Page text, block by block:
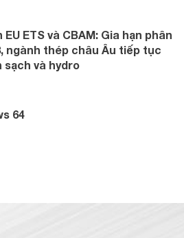
ETS và CBAM: Gia hạn phân
ngành thép châu Âu tiếp tục
sạch và hydro
64